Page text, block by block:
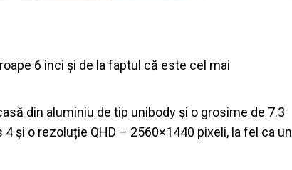
6 inci și de la faptul că este cel mai
din aluminiu de tip unibody și o grosime de 7.3
și o rezoluție QHD – 2560×1440 pixeli, la fel ca un